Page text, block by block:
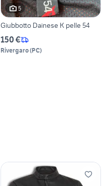
5
Giubbotto Dainese K pelle 54
150 €
Rivergaro(PC)